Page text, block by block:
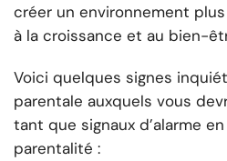
créer un environnement
à la croissance et au bien-
Voici quelques signes
parentale auxquels vous
tant que signaux d’alarme
parentalité :